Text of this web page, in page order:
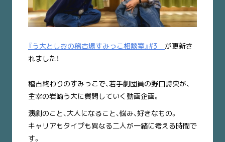
『う大としおの稽古場すみっこ相談室』#3 が更新さ
れました！
稽古終わりのすみっこで、若手劇団員の野口詩央が、
主宰の岩崎う大に質問していく動画企画。
演劇のこと、大人になること、悩み、好きなもの。
キャリアもタイプも異なる二人が一緒に考える時間で
す。